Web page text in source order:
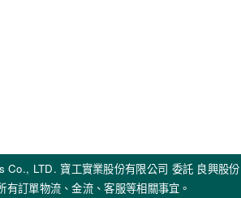
LTD. 寶工實業股份有限公司 委託 良興股份
有訂單物流、金流、客服等相關事宜。